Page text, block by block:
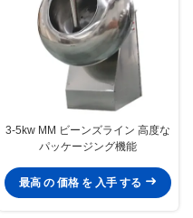
3-5kw MM ビーンズライン 高度な
パッケージング機能
最高 の 価格 を 入手 する